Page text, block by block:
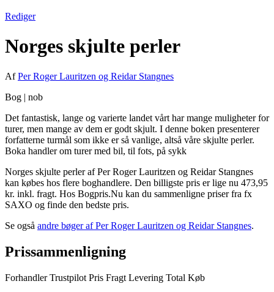
Rediger
Norges skjulte perler
AfPer Roger Lauritzen og Reidar Stangnes
Bog | nob
Det fantastisk, lange og varierte landet vårt har mange muligheter for
turer, men mange av dem er godt skjult. I denne boken presenterer
forfatterne turmål som ikke er så vanlige, altså våre skjulte perler.
Boka handler om turer med bil, til fots, på sykk
Norges skjulte perler af Per Roger Lauritzen og Reidar Stangnes
kan købes hos flere boghandlere. Den billigste pris er lige nu 473,95
kr. inkl. fragt. Hos Bogpris.Nu kan du sammenligne priser fra fx
SAXO og finde den bedste pris.
Se også andre bøger af Per Roger Lauritzen og Reidar Stangnes.
Prissammenligning
Forhandler Trustpilot Pris Fragt Levering Total Køb